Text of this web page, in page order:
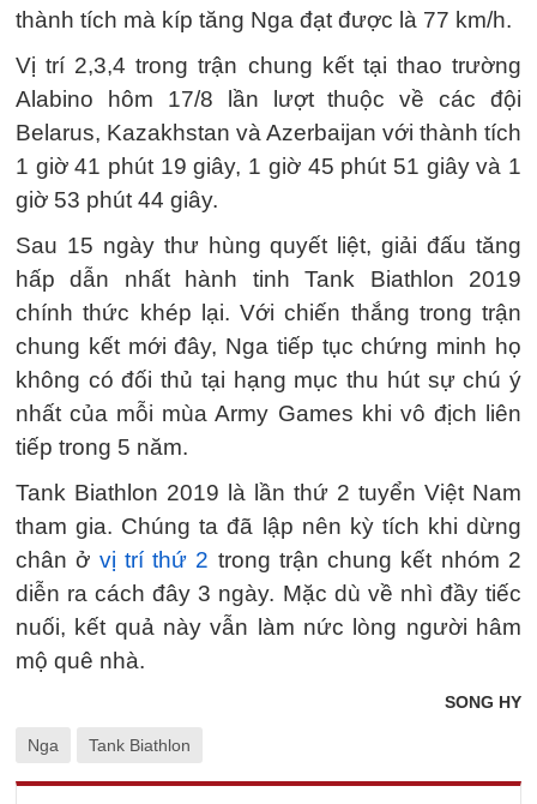
thành tích mà kíp tăng Nga đạt được là 77 km/h.
Vị trí 2,3,4 trong trận chung kết tại thao trường
Alabino hôm 17/8 lần lượt thuộc về các đội
Belarus, Kazakhstan và Azerbaijan với thành tích
1 giờ 41 phút 19 giây, 1 giờ 45 phút 51 giây và 1
giờ 53 phút 44 giây.
Sau 15 ngày thư hùng quyết liệt, giải đấu tăng
hấp dẫn nhất hành tinh Tank Biathlon 2019
chính thức khép lại. Với chiến thắng trong trận
chung kết mới đây, Nga tiếp tục chứng minh họ
không có đối thủ tại hạng mục thu hút sự chú ý
nhất của mỗi mùa Army Games khi vô địch liên
tiếp trong 5 năm.
Tank Biathlon 2019 là lần thứ 2 tuyển Việt Nam
tham gia. Chúng ta đã lập nên kỳ tích khi dừng
chân ở vị trí thứ 2 trong trận chung kết nhóm 2
diễn ra cách đây 3 ngày. Mặc dù về nhì đầy tiếc
nuối, kết quả này vẫn làm nức lòng người hâm
mộ quê nhà.
SONG HY
Nga Tank Biathlon